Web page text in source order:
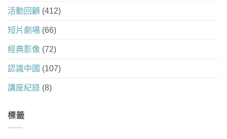
活動回顧 (412)
短片劇場 (66)
經典影像 (72)
認識中國 (107)
講座紀錄 (8)
標籤